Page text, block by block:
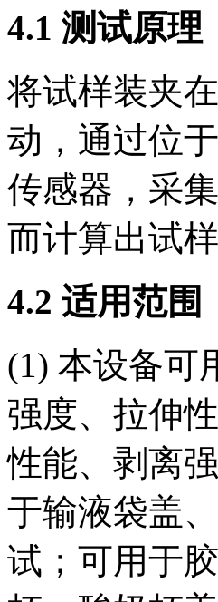
4.1 测试原理
将试样装夹
动，通过位
传感器，采
而计算出试
4.2 适用范围
(1) 本设备可
强度、拉伸
性能、剥离
于输液袋盖
试；可用于